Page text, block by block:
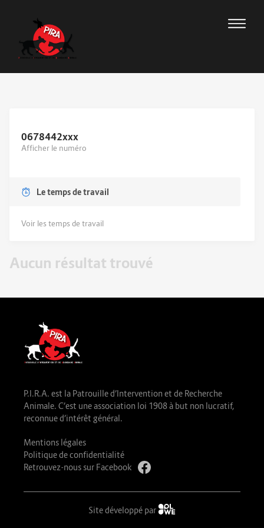
0678442xxx
Afficher le numéro
Le temps de travail
Voir les temps de travail
Aucun résultat trouvé
P.I.R.A. est la Patrouille d’Intervention et de Recherche
Animale. C’est une association loi 1908 à but non lucratif,
reconnue d’intérêt général.
Mentions légales
Politique de confidentialité
Retrouvez-nous sur Facebook
Site développé par